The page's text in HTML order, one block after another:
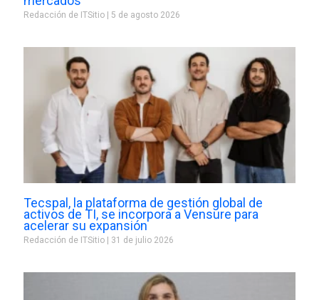
Redacción de ITSitio 5 de agosto 2026
Tecspal, la plataforma de gestión global de
activos de TI, se incorpora a Vensure para
acelerar su expansión
Redacción de ITSitio 31 de julio 2026